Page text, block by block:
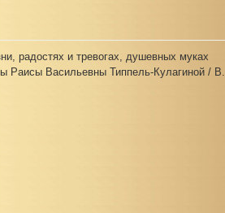
радостях и тревогах, душевных муках
Раисы Васильевны Типпель-Кулагиной / В.